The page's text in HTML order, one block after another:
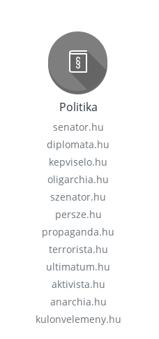
Politika
senator.hu
diplomata.hu
kepviselo.hu
oligarchia.hu
szenator.hu
persze.hu
propaganda.hu
terrorista.hu
ultimatum.hu
aktivista.hu
anarchia.hu
kulonvelemeny.hu